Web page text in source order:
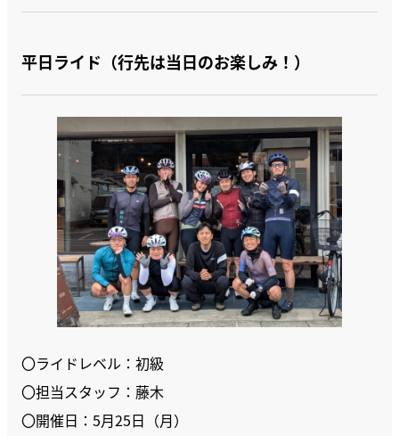
平日ライド（行先は当日のお楽しみ！）
〇ライドレベル：初級
〇担当スタッフ：藤木
〇開催日：5月25日（月）